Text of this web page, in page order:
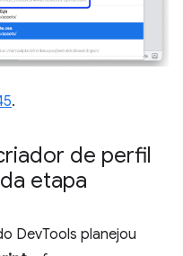
.
de perfil
etapa
DevTools planejou